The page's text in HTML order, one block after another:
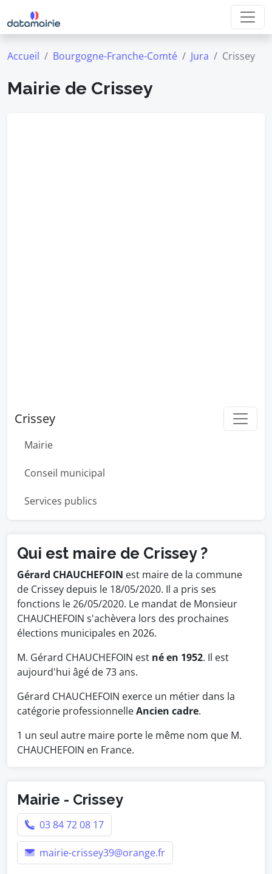
Accueil Bourgogne-Franche-Comté Jura Crissey
Mairie de Crissey
Crissey
Mairie
Conseil municipal
Services publics
Qui est maire de Crissey ?
Gérard CHAUCHEFOIN est maire de la commune
de Crissey depuis le 18/05/2020. Il a pris ses
fonctions le 26/05/2020. Le mandat de Monsieur
CHAUCHEFOIN s'achèvera lors des prochaines
élections municipales en 2026.
M. Gérard CHAUCHEFOIN est né en 1952. Il est
aujourd'hui âgé de 73 ans.
Gérard CHAUCHEFOIN exerce un métier dans la
catégorie professionnelleAncien cadre.
1 un seul autre maire porte le même nom que M.
CHAUCHEFOIN en France.
Mairie - Crissey
03 84 72 08 17
mairie-crissey39@orange.fr